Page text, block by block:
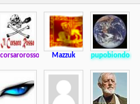
Mazzuk pupobiondo